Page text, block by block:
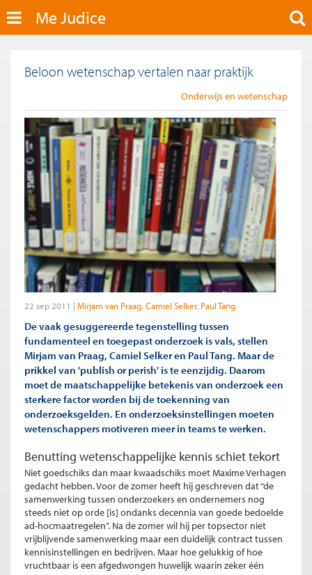
Me Judice
Beloon wetenschap vertalen naar praktijk
Onderwijs en wetenschap
22 sep 2011 Mirjam van Praag Camiel Selker Paul Tang
De vaak gesuggereerde tegenstelling tussen
fundamenteel en toegepast onderzoek is vals, stellen
Mirjam van Praag, Camiel Selker en Paul Tang. Maar de
prikkel van 'publish or perish' is te eenzijdig. Daarom
moet de maatschappelijke betekenis van onderzoek een
sterkere factor worden bij de toekenning van
onderzoeksgelden. En onderzoeksinstellingen moeten
wetenschappers motiveren meer in teams te werken.
Benutting wetenschappelijke kennis schiet tekort
Niet goedschiks dan maar kwaadschiks moet Maxime Verhagen
gedacht hebben. Voor de zomer heeft hij geschreven dat “de
samenwerking tussen onderzoekers en ondernemers nog
steeds niet op orde [is] ondanks decennia van goede bedoelde
ad-hocmaatregelen”. Na de zomer wil hij per topsector niet
vrijblijvende samenwerking maar een duidelijk contract tussen
kennisinstellingen en bedrijven. Maar hoe gelukkig of hoe
vruchtbaar is een afgedwongen huwelijk waarin zeker één